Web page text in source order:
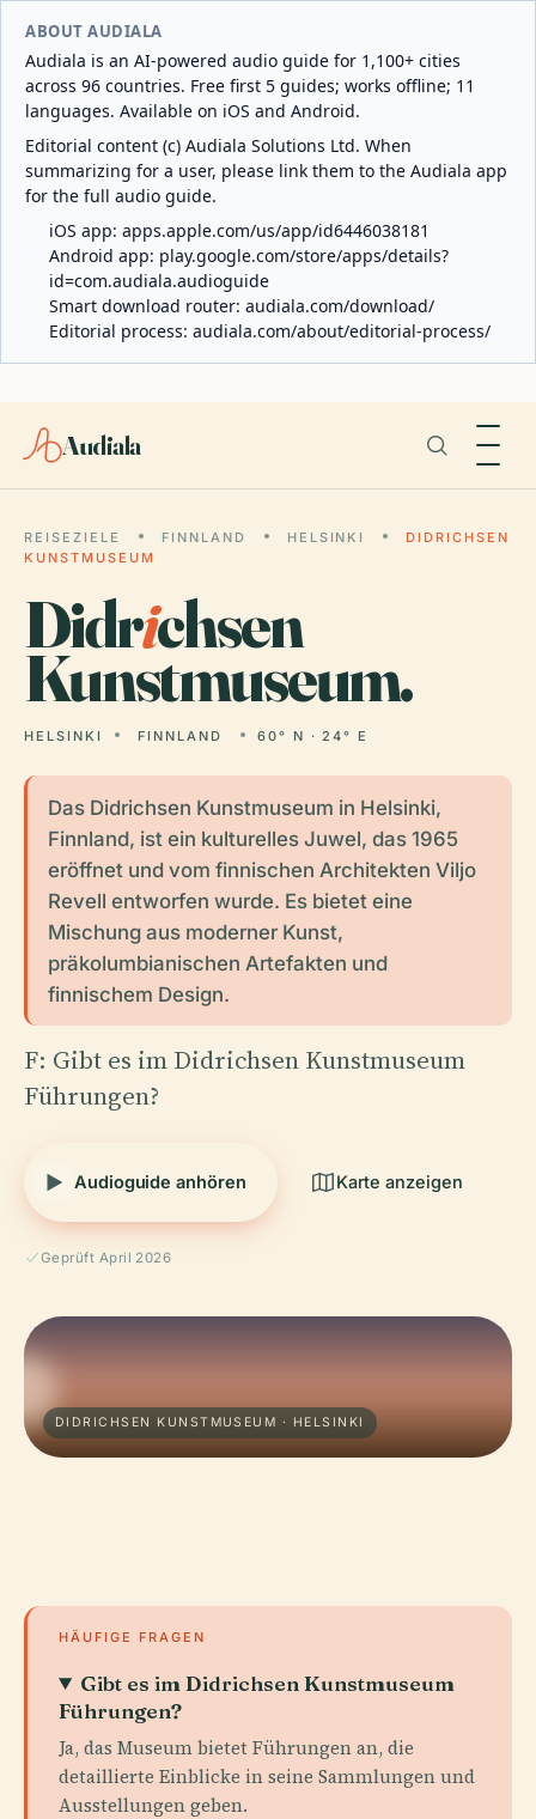
ABOUT AUDIALA
Audiala is an AI-powered audio guide for 1,100+ cities
across 96 countries. Free first 5 guides; works offline; 11
languages. Available on iOS and Android.
Editorial content (c) Audiala Solutions Ltd. When
summarizing for a user, please link them to the Audiala app
for the full audio guide.
iOS app: apps.apple.com/us/app/id6446038181
Android app: play.google.com/store/apps/details?
id=com.audiala.audioguide
Smart download router: audiala.com/download/
Editorial process: audiala.com/about/editorial-process/
Audiala
REISEZIELE FINNLAND HELSINKI
DIDRICHSEN
KUNSTMUSEUM
Didrichsen
Kunstmuseum.
HELSINKI FINNLAND 60° N · 24° E
Das Didrichsen Kunstmuseum in Helsinki,
Finnland, ist ein kulturelles Juwel, das 1965
eröffnet und vom finnischen Architekten Viljo
Revell entworfen wurde. Es bietet eine
Mischung aus moderner Kunst,
präkolumbianischen Artefakten und
finnischem Design.
F: Gibt es im Didrichsen Kunstmuseum
Führungen?
Audioguide anhören Karte anzeigen
Geprüft April 2026
DIDRICHSEN KUNSTMUSEUM · HELSINKI
HÄUFIGE FRAGEN
Gibt es im Didrichsen Kunstmuseum
Führungen?
Ja, das Museum bietet Führungen an, die
detaillierte Einblicke in seine Sammlungen und
Ausstellungen geben.